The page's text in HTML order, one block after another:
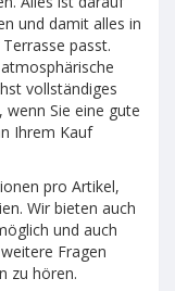
und damit alles in
passt.
vollständiges
wenn Sie eine gute
Ihrem Kauf
pro Artikel,
Wir bieten auch
und auch
Fragen
zu hören.